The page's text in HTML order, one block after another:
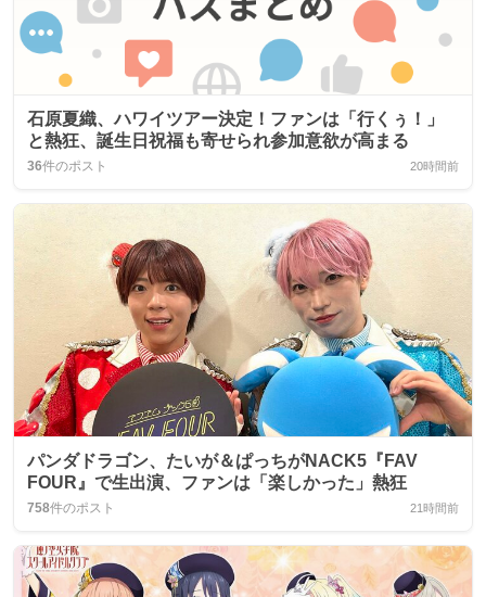
石原夏織、ハワイツアー決定！ファンは「行くぅ！」
と熱狂、誕生日祝福も寄せられ参加意欲が高まる
36件のポスト 20時間前
パンダドラゴン、たいが＆ぱっちがNACK5『FAV
FOUR』で生出演、ファンは「楽しかった」熱狂
758件のポスト 21時間前